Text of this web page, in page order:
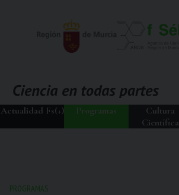
Actualidad Fs(+) Programas
Cultura
Científica
PROGRAMAS